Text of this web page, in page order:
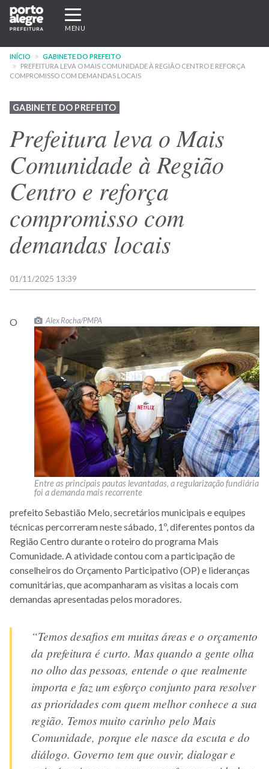
Pular
para
conteúdo
principal
Expandir/recolher
navegação
MENU
INÍCIO
GABINETE DO PREFEITO
PREFEITURA LEVA O MAIS COMUNIDADE À REGIÃO CENTRO E REFORÇA
COMPROMISSO COM DEMANDAS LOCAIS
GABINETE DO PREFEITO
Prefeitura leva o Mais
Comunidade à Região
Centro e reforça
compromisso com
demandas locais
01/11/2025 13:39
Alex Rocha/PMPA
Entre as principais pautas levantadas, a regularização fundiária
foi a demanda mais recorrente
O
prefeito Sebastião Melo, secretários municipais e equipes
técnicas percorreram neste sábado, 1º, diferentes pontos da
Região Centro durante o roteiro do programa Mais
Comunidade. A atividade contou com a participação de
conselheiros do Orçamento Participativo (OP) e lideranças
comunitárias, que acompanharam as visitas a locais com
demandas apresentadas pelos moradores.
“Temos desafios em muitas áreas e o orçamento
da prefeitura é curto. Mas quando a gente olha
no olho das pessoas, entende o que realmente
importa e faz um esforço conjunto para resolver
as prioridades com quem melhor conhece a sua
região. Temos muito carinho pelo Mais
Comunidade, porque ele nasce da escuta e do
diálogo. Governo tem que ouvir, dialogar e